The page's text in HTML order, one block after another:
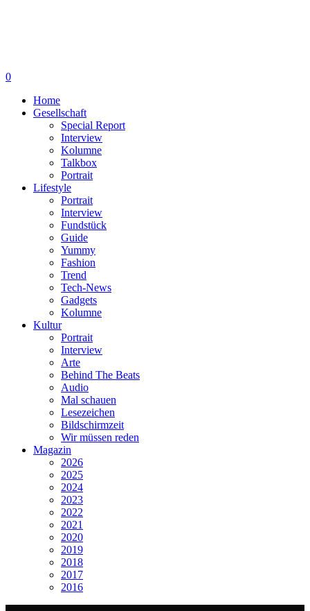
0
Home
Gesellschaft
Special Report
Interview
Kolumne
Talkbox
Portrait
Lifestyle
Portrait
Interview
Fundstück
Guide
Yummy
Fashion
Trend
Tech-News
Gadgets
Kolumne
Kultur
Portrait
Interview
Arte
Behind The Beats
Audio
Mal schauen
Lesezeichen
Bildschirmzeit
Wir müssen reden
Magazin
2026
2025
2024
2023
2022
2021
2020
2019
2018
2017
2016